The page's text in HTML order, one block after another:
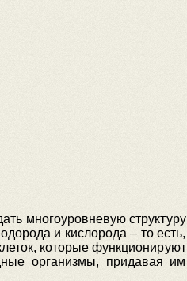
многоуровневую структуру
и кислорода – то есть,
которые функционируют
организмы, придавая им